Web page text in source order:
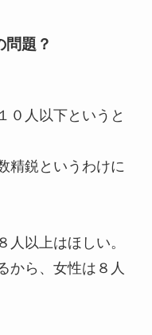
問題？
０人以下というと
精鋭というわけに
人以上はほしい。
から、女性は８人